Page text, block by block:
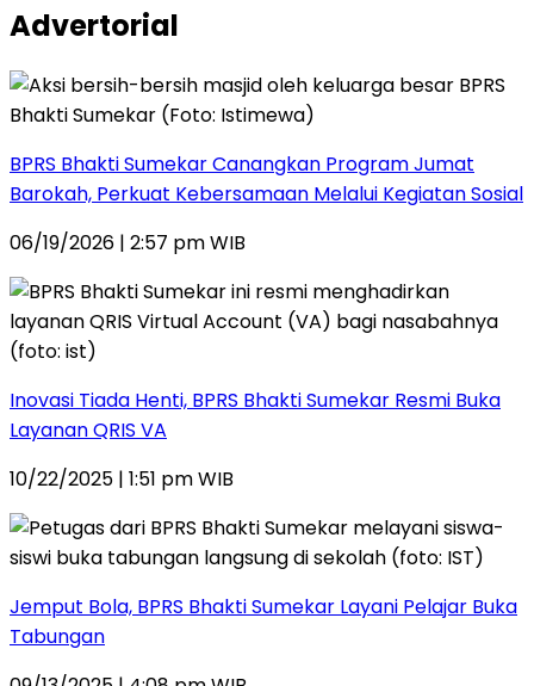
Advertorial
BPRS Bhakti Sumekar Canangkan Program Jumat
Barokah, Perkuat Kebersamaan Melalui Kegiatan Sosial
06/19/2026 | 2:57 pm WIB
Inovasi Tiada Henti, BPRS Bhakti Sumekar Resmi Buka
Layanan QRIS VA
10/22/2025 | 1:51 pm WIB
Jemput Bola, BPRS Bhakti Sumekar Layani Pelajar Buka
Tabungan